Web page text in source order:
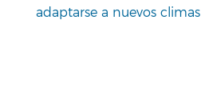
adaptarse a nuevos climas